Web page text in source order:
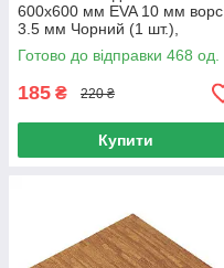
600х600 мм EVA 10 мм ворс
3.5 мм Чорний (1 шт.),
килимок-пазл для дитячого
антиковзного
Готово до відправки 468 од.
185 ₴ 220 ₴
Купити